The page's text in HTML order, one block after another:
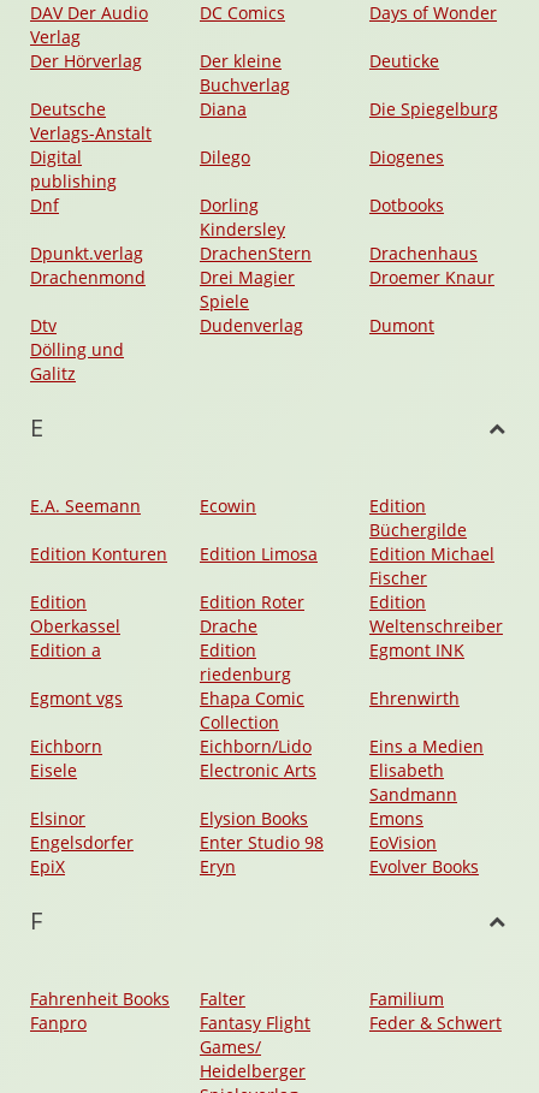
DAV Der Audio
Verlag
DC Comics Days of Wonder
Der Hörverlag
Der kleine
Buchverlag
Deuticke
Deutsche
Verlags-Anstalt
Diana Die Spiegelburg
Digital
publishing
Dilego Diogenes
Dnf
Dorling
Kindersley
Dotbooks
Dpunkt.verlag DrachenStern
Drachenhaus
Drachenmond
Drei Magier
Spiele
Droemer Knaur
Dtv Dudenverlag
Dumont
Dölling und
Galitz
E
E.A. Seemann Ecowin
Edition
Büchergilde
Edition Konturen
Edition Limosa
Edition Michael
Fischer
Edition
Oberkassel
Edition Roter
Drache
Edition
Weltenschreiber
Edition a
Edition
riedenburg
Egmont INK
Egmont vgs
Ehapa Comic
Collection
Ehrenwirth
Eichborn Eichborn/Lido
Eins a Medien
Eisele
Electronic Arts
Elisabeth
Sandmann
Elsinor
Elysion Books
Emons
Engelsdorfer
Enter Studio 98
EoVision
EpiX
Eryn Evolver Books
F
Fahrenheit Books Falter
Familium
Fanpro
Fantasy Flight
Games/
Heidelberger
Feder & Schwert